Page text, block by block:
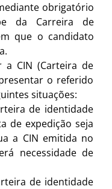
obrigatório
da Carreira de
que o candidato
CIN (Carteira de
o referido
situações:
de identidade
de expedição seja
a CIN emitida no
necessidade de
de identidade